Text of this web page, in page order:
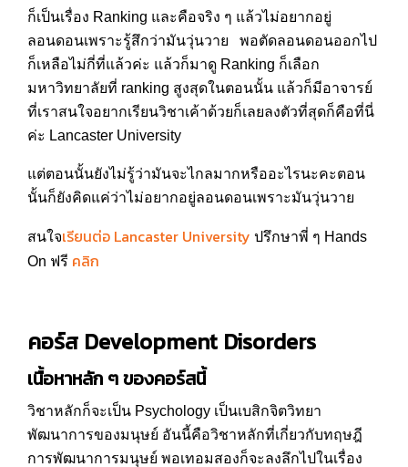
ก็เป็นเรื่อง Ranking และคือจริง ๆ แล้วไม่อยากอยู่
ลอนดอนเพราะรู้สึกว่ามันวุ่นวาย พอตัดลอนดอนออกไป
ก็เหลือไม่กี่ที่แล้วค่ะ แล้วก็มาดู Ranking ก็เลือก
มหาวิทยาลัยที่ ranking สูงสุดในตอนนั้น แล้วก็มีอาจารย์
ที่เราสนใจอยากเรียนวิชาเค้าด้วยก็เลยลงตัวที่สุดก็คือที่นี่
ค่ะ Lancaster University
แต่ตอนนั้นยังไม่รู้ว่ามันจะไกลมากหรืออะไรนะคะตอน
นั้นก็ยังคิดแค่ว่าไม่อยากอยู่ลอนดอนเพราะมันวุ่นวาย
สนใจเรียนต่อ Lancaster University ปรึกษาพี่ ๆ Hands
On ฟรี คลิก
คอร์ส Development Disorders
เนื้อหาหลัก ๆ ของคอร์สนี้
วิชาหลักก็จะเป็น Psychology เป็นเบสิกจิตวิทยา
พัฒนาการของมนุษย์ อันนี้คือวิชาหลักที่เกี่ยวกับทฤษฎี
การพัฒนาการมนุษย์ พอเทอมสองก็จะลงลึกไปในเรื่อง